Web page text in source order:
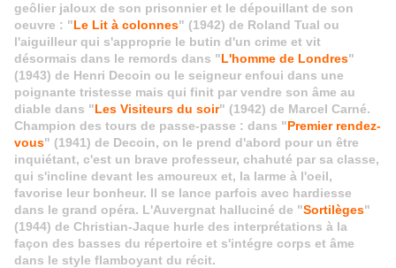
geôlier jaloux de son prisonnier et le dépouillant de son
oeuvre : "Le Lit à colonnes" (1942) de Roland Tual ou
l'aiguilleur qui s'approprie le butin d'un crime et vit
désormais dans le remords dans "L'homme de Londres"
(1943) de Henri Decoin ou le seigneur enfoui dans une
poignante tristesse mais qui finit par vendre son âme au
diable dans "Les Visiteurs du soir" (1942) de Marcel Carné.
Champion des tours de passe-passe : dans "Premier rendez-
vous" (1941) de Decoin, on le prend d'abord pour un être
inquiétant, c'est un brave professeur, chahuté par sa classe,
qui s'incline devant les amoureux et, la larme à l'oeil,
favorise leur bonheur. Il se lance parfois avec hardiesse
dans le grand opéra. L'Auvergnat halluciné de "Sortilèges"
(1944) de Christian-Jaque hurle des interprétations à la
façon des basses du répertoire et s'intégre corps et âme
dans le style flamboyant du récit.